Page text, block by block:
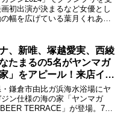
初出演が決まるなど女優とし
幅を広げている葉月くれあが
本日公開された。葉月くれあ
、新唯、塚越愛実、西綾
たまるの5名がヤンマガ
家」をアピール！来店イベ
鎌倉市由比ガ浜海水浴場にヤ
ン仕様の海の家「ヤンマガ
TERRACE」が登場。7月